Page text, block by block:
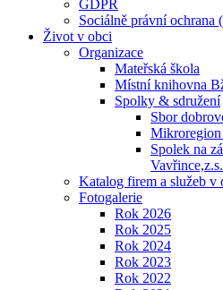
GDPR
Sociálně právní ochrana
Život v obci
Organizace
Mateřská škola
Místní knihovna
Spolky & sdružení
Sbor
Mikroregion
Spolek na
Vavřince,z.s.
Katalog firem a služeb v
Fotogalerie
Rok 2026
Rok 2025
Rok 2024
Rok 2023
Rok 2022